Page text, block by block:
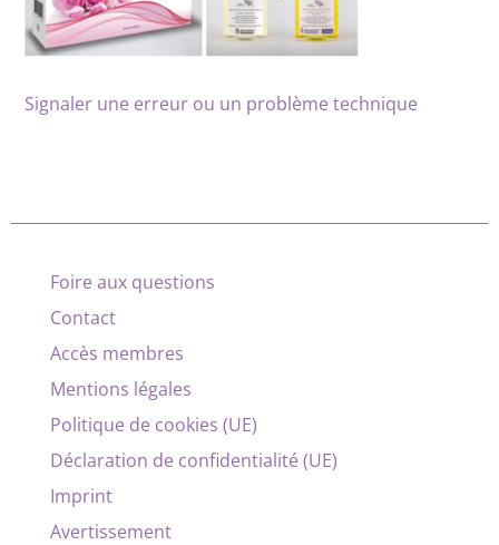
Signaler une erreur ou un problème technique
Foire aux questions
Contact
Accès membres
Mentions légales
Politique de cookies (UE)
Déclaration de confidentialité (UE)
Imprint
Avertissement